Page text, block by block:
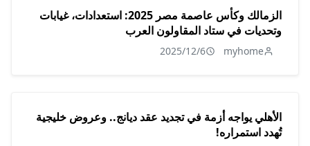
الزمالك وكأس عاصمة مصر 2025: استعدادات، غيابات
وتحديات في ستاد المقاولون العرب
myhome
2025/12/6
الأهلي يواجه أزمة في تجديد عقد ديانج.. وعروض خليجية
تُهدد استمراره!